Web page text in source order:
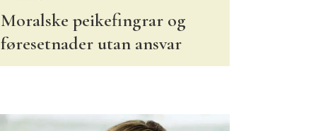
Moralske peikefingrar og
føresetnader utan ansvar